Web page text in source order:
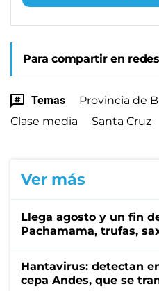
Para compartir en redes
Temas
Provincia de
Clase media
Santa Cruz
Ver más
Llega agosto y un fin
Pachamama, trufas,
Hantavirus: detectan
cepa Andes, que se